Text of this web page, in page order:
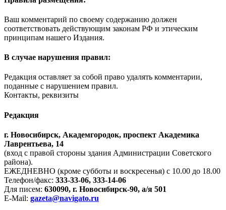
Ваш комментарий по своему содержанию должен
соответствовать действующим законам РФ и этическим
принципам нашего Издания.
В случае нарушения правил:
Редакция оставляет за собой право удалять комментарии,
поданные с нарушением правил.
Контакты, реквизиты
Редакция
г. Новосибирск, Академгородок, проспект Академика
Лаврентьева, 14
(вход с правой стороны здания Администрации Советского
района).
ЕЖЕДНЕВНО (кроме субботы и воскресенья) с 10.00 до 18.00
Телефон/факс: 333-33-06, 333-14-06
Для писем: 630090, г. Новосибирск-90, а/я 501
E-Mail: gazeta@navigato.ru